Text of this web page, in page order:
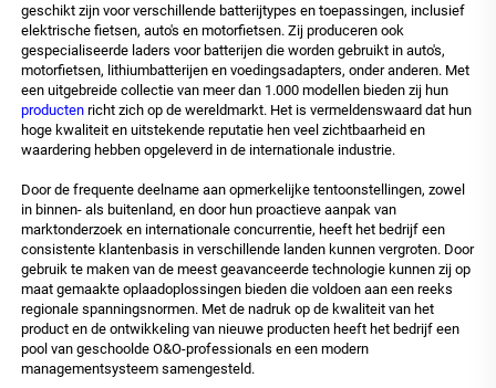
geschikt zijn voor verschillende batterijtypes en toepassingen, inclusief
elektrische fietsen, auto's en motorfietsen. Zij produceren ook
gespecialiseerde laders voor batterijen die worden gebruikt in auto's,
motorfietsen, lithiumbatterijen en voedingsadapters, onder anderen. Met
een uitgebreide collectie van meer dan 1.000 modellen bieden zij hun
producten richt zich op de wereldmarkt. Het is vermeldenswaard dat hun
hoge kwaliteit en uitstekende reputatie hen veel zichtbaarheid en
waardering hebben opgeleverd in de internationale industrie.
Door de frequente deelname aan opmerkelijke tentoonstellingen, zowel
in binnen- als buitenland, en door hun proactieve aanpak van
marktonderzoek en internationale concurrentie, heeft het bedrijf een
consistente klantenbasis in verschillende landen kunnen vergroten. Door
gebruik te maken van de meest geavanceerde technologie kunnen zij op
maat gemaakte oplaadoplossingen bieden die voldoen aan een reeks
regionale spanningsnormen. Met de nadruk op de kwaliteit van het
product en de ontwikkeling van nieuwe producten heeft het bedrijf een
pool van geschoolde O&O-professionals en een modern
managementsysteem samengesteld.